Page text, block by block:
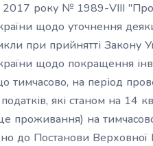
2017 року № 1989-VIII
щодо уточнення
при прийнятті Закону
щодо покращення
тимчасово, на період
які станом на 14
проживання) на
до Постанови